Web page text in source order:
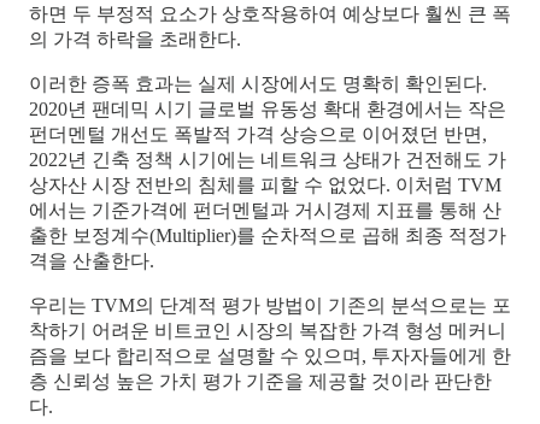
하면 두 부정적 요소가 상호작용하여 예상보다 훨씬 큰 폭
의 가격 하락을 초래한다.
이러한 증폭 효과는 실제 시장에서도 명확히 확인된다.
2020년 팬데믹 시기 글로벌 유동성 확대 환경에서는 작은
펀더멘털 개선도 폭발적 가격 상승으로 이어졌던 반면,
2022년 긴축 정책 시기에는 네트워크 상태가 건전해도 가
상자산 시장 전반의 침체를 피할 수 없었다. 이처럼 TVM
에서는 기준가격에 펀더멘털과 거시경제 지표를 통해 산
출한 보정계수(Multiplier)를 순차적으로 곱해 최종 적정가
격을 산출한다.
우리는 TVM의 단계적 평가 방법이 기존의 분석으로는 포
착하기 어려운 비트코인 시장의 복잡한 가격 형성 메커니
즘을 보다 합리적으로 설명할 수 있으며, 투자자들에게 한
층 신뢰성 높은 가치 평가 기준을 제공할 것이라 판단한
다.